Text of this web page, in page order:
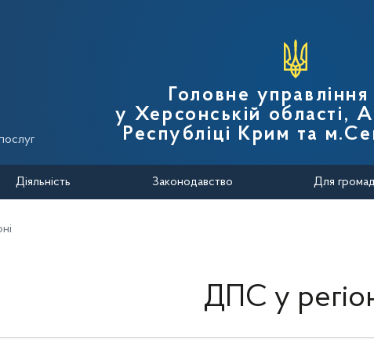
Державної податкової служби
Головне
у Херсонській області,
Республіці Крим та
Діяльність Законодавство Для
ДПС у